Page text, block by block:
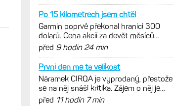
Po 15 kilometrech jsem chtěl
Garmin poprvé překonal hranici 300
dolarů. Cena akcií za devět měsíců
výrazně vzrostla
před 9 hodin 24 min
Prvni den me ta velikost
Náramek CIRQA je vyprodaný, přestože
se na něj snáší kritika. Zájem o něj je
obrovský
před 11 hodin 7 min